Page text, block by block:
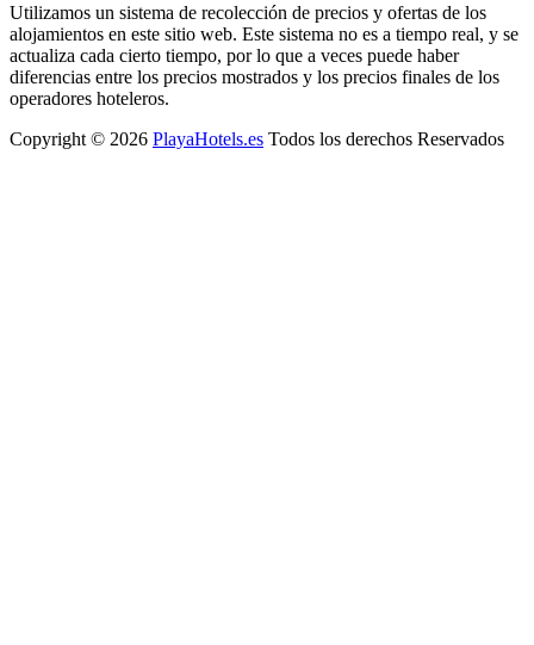
Utilizamos un sistema de recolección de precios y ofertas de los
alojamientos en este sitio web. Este sistema no es a tiempo real, y se
actualiza cada cierto tiempo, por lo que a veces puede haber
diferencias entre los precios mostrados y los precios finales de los
operadores hoteleros.
Copyright © 2026 PlayaHotels.es Todos los derechos Reservados